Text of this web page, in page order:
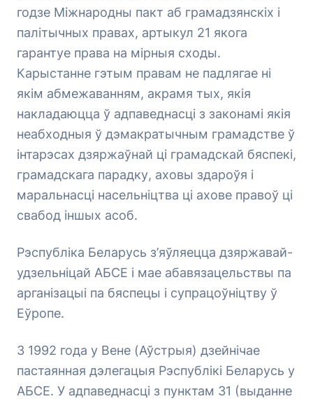
годзе Міжнародны пакт аб грамадзянскіх і
палітычных правах, артыкул 21 якога
гарантуе права на мірныя сходы.
Карыстанне гэтым правам не падлягае ні
якім абмежаванням, акрамя тых, якія
накладаюцца ў адпаведнасці з законамі якія
неабходныя ў дэмакратычным грамадстве ў
інтарэсах дзяржаўнай ці грамадскай бяспекі,
грамадскага парадку, аховы здароўя і
маральнасці насельніцтва ці ахове правоў ці
свабод іншых асоб.
Рэспубліка Беларусь з’яўляецца дзяржавай-
удзельніцай АБСЕ і мае абавязацельствы па
арганізацыі па бяспецы і супрацоўніцтву ў
Еўропе.
З 1992 года у Вене (Аўстрыя) дзейнічае
пастаянная дэлегацыя Рэспублікі Беларусь у
АБСЕ. У адпаведнасці з пунктам 31 (выданне